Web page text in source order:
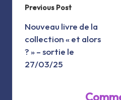
Post
navigation
Previous Post
Nouveau livre de la
collection « et alors
? » – sortie le
27/03/25